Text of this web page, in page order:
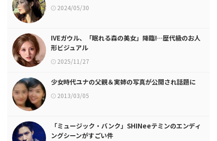
2024/05/30
IVEガウル、「眠れる森の美女」降臨!…歴代級のお人
形ビジュアル
2025/11/27
少女時代ユナの父親＆実姉の写真が公開され話題に
2013/03/05
「ミュージック・バンク」SHINeeテミンのエンディ
ングシーンがすごい件